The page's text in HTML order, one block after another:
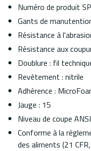
Numéro de produit
Gants de
Résistance à
Résistance aux
Doublure : fil
Revêtement : nitrile
Adhérence :
Jauge : 15
Niveau de coupe
Conforme à la
des aliments (21